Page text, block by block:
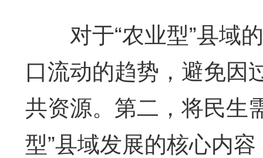
对于“农业型”县域的
口流动的趋势，避免因
共资源。第二，将民生
型”县域发展的核心内